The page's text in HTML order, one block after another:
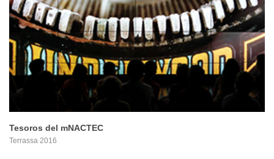
PROYECTO
Tesoros del mNACTEC
Terrassa 2016